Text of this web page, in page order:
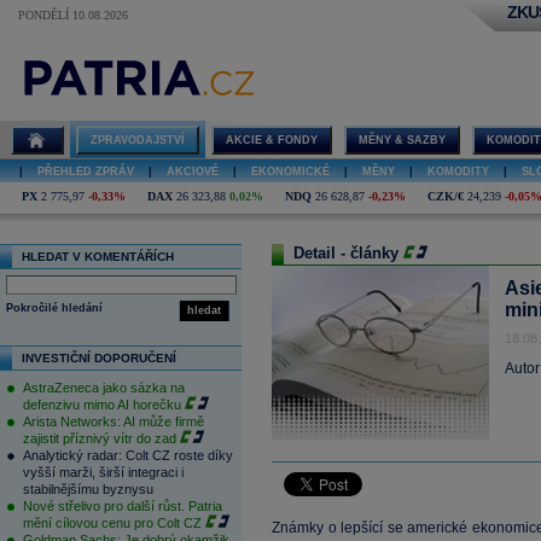
PONDĚLÍ 10.08.2026
ZPRAVODAJSTVÍ AKCIE & FONDY MĚNY & SAZBY
PŘEHLED ZPRÁV AKCIOVÉ EKONOMICKÉ MĚNY KOMODITY
PX 2 775,97 -0,33% DAX 26 323,88 0,02% NDQ 26 628,87 -0,23% CZK/€ 24,239 -0,05%
HLEDAT V KOMENTÁŘÍCH
hledat
Pokročilé hledání
INVESTIČNÍ DOPORUČENÍ
AstraZeneca jako sázka na
defenzivu mimo AI horečku
Arista Networks: AI může firmě
zajistit příznivý vítr do zad
Analytický radar: Colt CZ roste díky
vyšší marži, širší integraci i
stabilnějšímu byznysu
Nové střelivo pro další růst. Patria
mění cílovou cenu pro Colt CZ
Detail - články
Známky o lepšící se americké